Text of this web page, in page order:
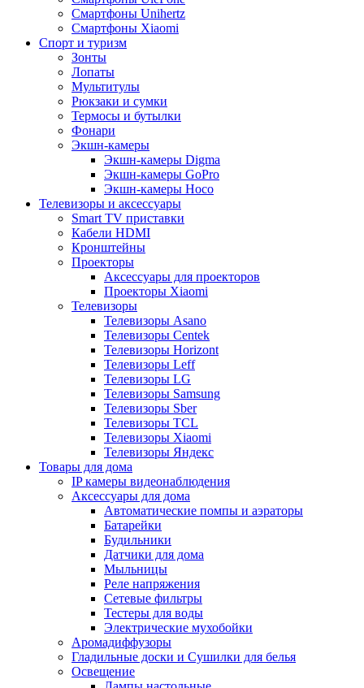
Смартфоны Unihertz
Смартфоны Xiaomi
Спорт и туризм
Зонты
Лопаты
Мультитулы
Рюкзаки и сумки
Термосы и бутылки
Фонари
Экшн-камеры
Экшн-камеры Digma
Экшн-камеры GoPro
Экшн-камеры Hoco
Телевизоры и аксессуары
Smart TV приставки
Кабели HDMI
Кронштейны
Проекторы
Аксессуары для проекторов
Проекторы Xiaomi
Телевизоры
Телевизоры Asano
Телевизоры Centek
Телевизоры Horizont
Телевизоры Leff
Телевизоры LG
Телевизоры Samsung
Телевизоры Sber
Телевизоры TCL
Телевизоры Xiaomi
Телевизоры Яндекс
Товары для дома
IP камеры видеонаблюдения
Аксессуары для дома
Автоматические помпы и аэраторы
Батарейки
Будильники
Датчики для дома
Мыльницы
Реле напряжения
Сетевые фильтры
Тестеры для воды
Электрические мухобойки
Аромадиффузоры
Гладильные доски и Сушилки для белья
Освещение